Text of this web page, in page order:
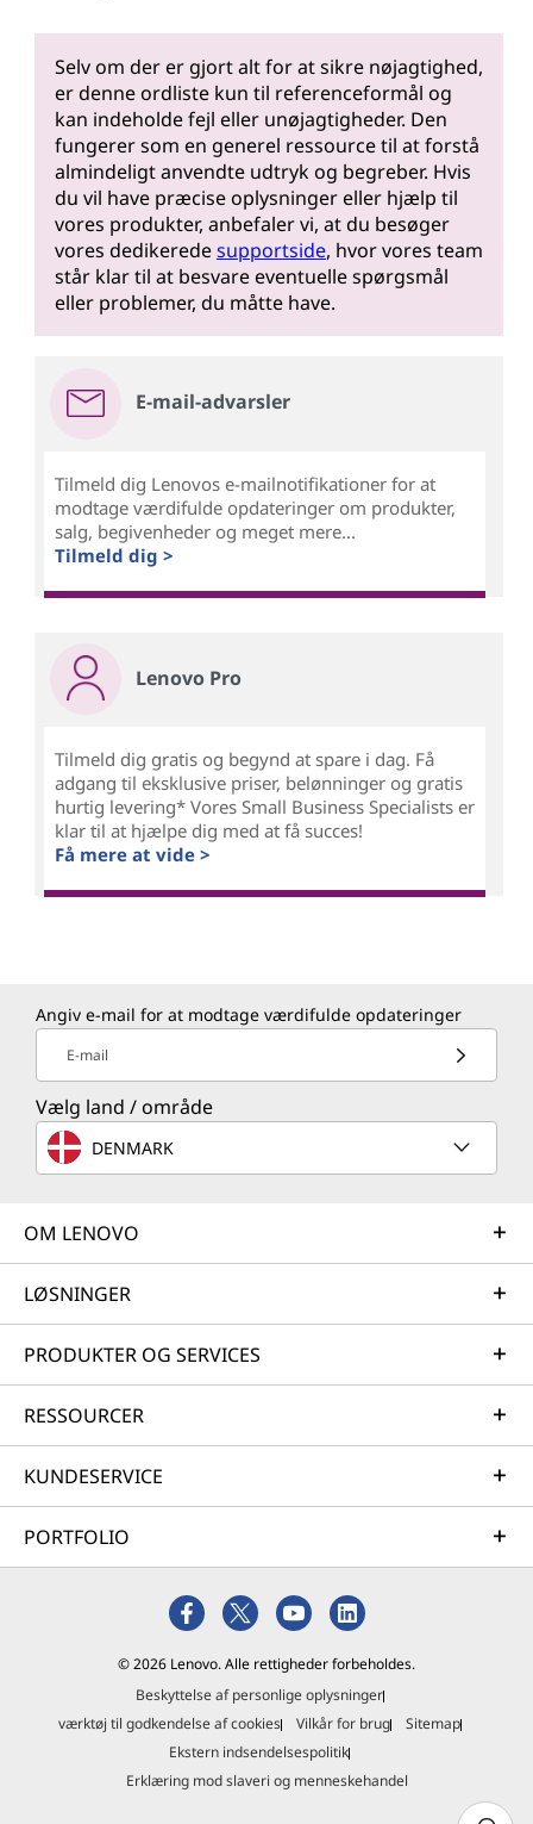
Selv om der er gjort alt for at sikre nøjagtighed,
er denne ordliste kun til referenceformål og
kan indeholde fejl eller unøjagtigheder. Den
fungerer som en generel ressource til at forstå
almindeligt anvendte udtryk og begreber. Hvis
du vil have præcise oplysninger eller hjælp til
vores produkter, anbefaler vi, at du besøger
vores dedikeredesupportside, hvor vores team
står klar til at besvare eventuelle spørgsmål
eller problemer, du måtte have.
E-mail-advarsler
Tilmeld dig Lenovos e-mailnotifikationer for at
modtage værdifulde opdateringer om produkter,
salg, begivenheder og meget mere...
Tilmeld dig >
Lenovo Pro
Tilmeld dig gratis og begynd at spare i dag. Få
adgang til eksklusive priser, belønninger og gratis
hurtig levering* Vores Small Business Specialists er
klar til at hjælpe dig med at få succes!
Få mere at vide >
Angiv e-mail for at modtage værdifulde opdateringer
E-mail
Vælg land / område
DENMARK
OM LENOVO
LØSNINGER
PRODUKTER OG SERVICES
RESSOURCER
KUNDESERVICE
PORTFOLIO
© 2026 Lenovo. Alle rettigheder forbeholdes.
Beskyttelse af personlige oplysninger
værktøj til godkendelse af cookies
Vilkår for brug
Sitemap
Ekstern indsendelsespolitik
Erklæring mod slaveri og menneskehandel